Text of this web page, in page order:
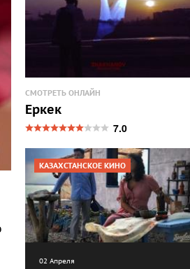
СМОТРЕТЬ ОНЛАЙН
Еркек
7.0
КАЗАХСТАНСКОЕ КИНО
02 Апреля